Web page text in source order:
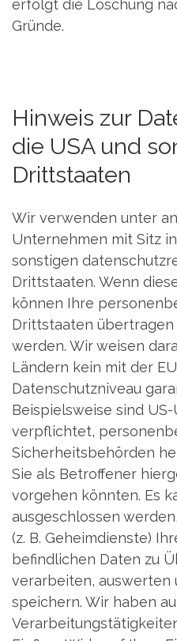
erfolgt die Löschung
Gründe.
Hinweis zur
die USA und
Drittstaaten
Wir verwenden unter
Unternehmen mit Sitz
sonstigen
Drittstaaten. Wenn
können Ihre
Drittstaaten
werden. Wir weisen
Ländern kein mit der
Datenschutzniveau
Beispielsweise sind
verpflichtet,
Sicherheitsbehörden
Sie als Betroffener
vorgehen könnten. Es
ausgeschlossen
(z. B. Geheimdienste)
befindlichen Daten zu
verarbeiten, auswerten
speichern. Wir haben